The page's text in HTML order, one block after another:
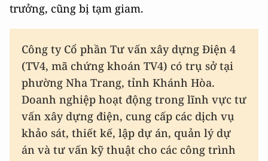
trưởng, cũng bị tạm giam.
Công ty Cổ phần Tư vấn xây dựng Điện 4
(TV4, mã chứng khoán TV4) có trụ sở tại
phường Nha Trang, tỉnh Khánh Hòa.
Doanh nghiệp hoạt động trong lĩnh vực tư
vấn xây dựng điện, cung cấp các dịch vụ
khảo sát, thiết kế, lập dự án, quản lý dự
án và tư vấn kỹ thuật cho các công trình